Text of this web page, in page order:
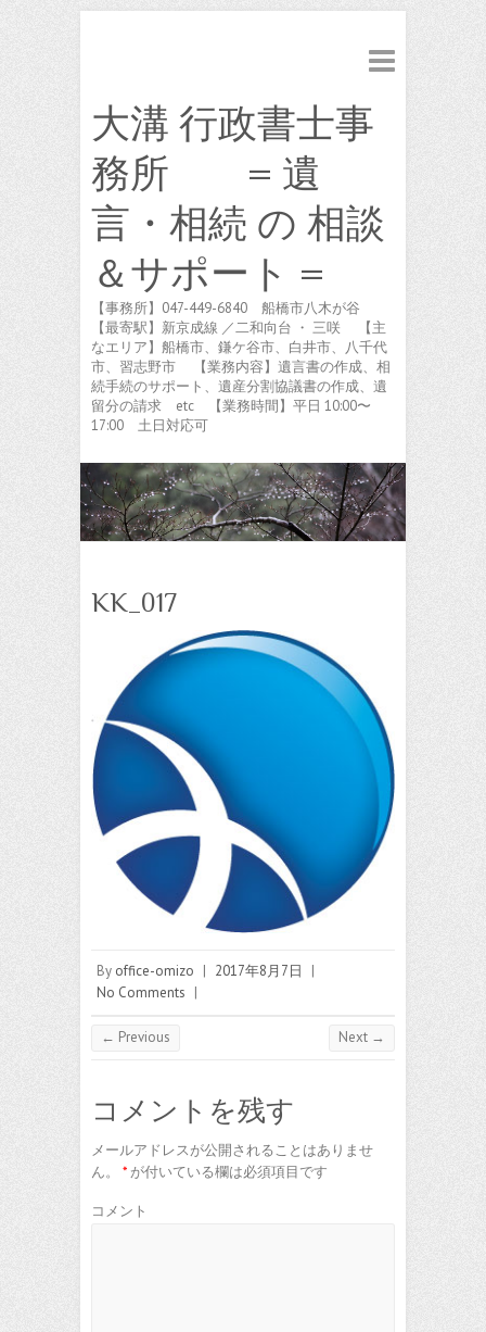
大溝 行政書士事
務所 = 遺
言・相続 の 相談
＆サポート =
【事務所】047-449-6840 船橋市八木が谷
【最寄駅】新京成線 ／二和向台 ・ 三咲 【主
なエリア】船橋市、鎌ケ谷市、白井市、八千代
市、習志野市 【業務内容】遺言書の作成、相
続手続のサポート、遺産分割協議書の作成、遺
留分の請求 etc 【業務時間】平日 10:00〜
17:00 土日対応可
KK_017
By office-omizo | 2017年8月7日
|
No Comments |
← Previous Next →
コメントを残す
メールアドレスが公開されることはありませ
ん。
* が付いている欄は必須項目です
コメント